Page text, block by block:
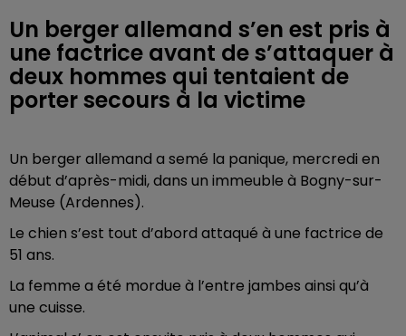
Un berger allemand s’en est pris à
une factrice avant de s’attaquer à
deux hommes qui tentaient de
porter secours à la victime
Un berger allemand a semé la panique, mercredi en
début d’après-midi, dans un immeuble à Bogny-sur-
Meuse (Ardennes).
Le chien s’est tout d’abord attaqué à une factrice de
51 ans.
La femme a été mordue à l’entre jambes ainsi qu’à
une cuisse.